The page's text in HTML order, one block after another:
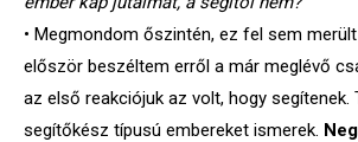
• Megmondom őszintén, ez fel sem
először beszéltem erről a már meglévő
az első reakciójuk az volt, hogy segítenek.
segítőkész típusú embereket ismerek.